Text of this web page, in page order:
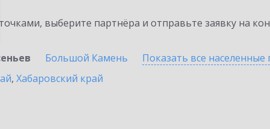
выберите партнёра и отправьте заявку на
Большой Камень Показать все населенные
, Хабаровский край